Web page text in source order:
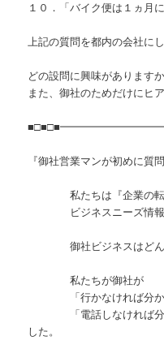
１０．「バイク便は１ヵ月
上記の質問を都内の会社に
どの設問に興味があります
また、御社のためだけにヒ
『御社営業マンが初めに質
私たちは『企業の転居
ビジネスニーズ情報を
御社ビジネスはどんな
私たちが御社が
「行かなければ分から
「電話しなければ分か
した。